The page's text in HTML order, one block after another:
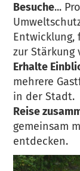
Besuche...
Entwicklung,
zur Stärkung
Erhalte
mehrere
in der Stadt.
Reise
gemeinsam
entdecken.